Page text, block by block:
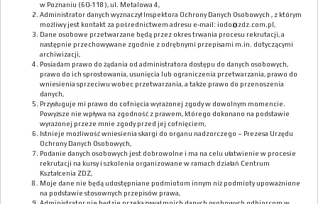
w Poznaniu (60-118), ul. Metalowa 4,
Administrator danych wyznaczył Inspektora Ochrony Danych Osobowych , z którym
możliwy jest kontakt za pośrednictwem adresu e-mail: iodo@zdz.com.pl,
Dane osobowe przetwarzane będą przez okres trwania procesu rekrutacji, a
następnie przechowywane zgodnie z odrębnymi przepisami m.in. dotyczącymi
archiwizacji,
Posiadam prawo do żądania od administratora dostępu do danych osobowych,
prawo do ich sprostowania, usunięcia lub ograniczenia przetwarzania, prawo do
wniesienia sprzeciwu wobec przetwarzania, a także prawo do przenoszenia
danych,
Przysługuje mi prawo do cofnięcia wyrażonej zgody w dowolnym momencie.
Powyższe nie wpływa na zgodność z prawem, którego dokonano na podstawie
wyrażonej przeze mnie zgody przed jej cofnięciem,
Istnieje możliwość wniesienia skargi do organu nadzorczego – Prezesa Urzędu
Ochrony Danych Osobowych,
Podanie danych osobowych jest dobrowolne i ma na celu ułatwienie w procesie
rekrutacji na kursy i szkolenia organizowane w ramach działań Centrum
Kształcenia ZDZ,
Moje dane nie będą udostępniane podmiotom innym niż podmioty upoważnione
na podstawie stosownych przepisów prawa,